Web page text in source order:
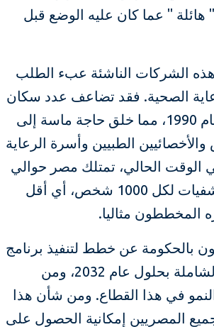
هائلة " عما كان عليه الوضع قبل
الشركات الناشئة عبء الطلب
الصحية. فقد تضاعف عدد سكان
مصر تقريبا منذ عام 1990، مما خلق حاجة ماسة إلى
الطبيين وأسرة الرعاية
الوقت الحالي، تمتلك مصر حوالي
1.2 مساحة مستشفيات لكل 1000 شخص، أي أقل
المخططون مثاليا.
بالحكومة عن خطط لتنفيذ برنامج
التغطية الصحية الشاملة بحلول عام 2032، ومن
في هذا القطاع. ومن شأن هذا
المصريين إمكانية الحصول على